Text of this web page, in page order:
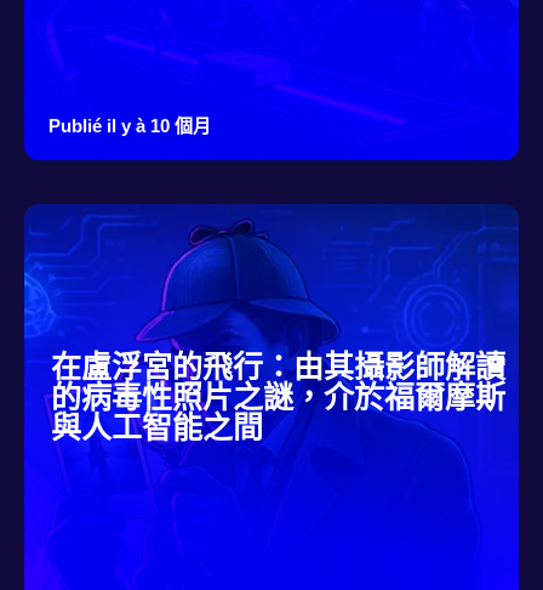
Publié il y à 10 個月
在盧浮宮的飛行：由其攝影師解讀
的病毒性照片之謎，介於福爾摩斯
與人工智能之間